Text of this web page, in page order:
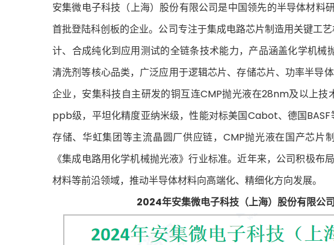
安集微电子科技（上海）股份有限公司是中国领先的半导体材料
首批登陆科创板的企业。公司专注于集成电路芯片制造用关键工
计、合成纯化到应用测试的全链条技术能力，产品涵盖化学机械
清洗剂等核心品类，广泛应用于逻辑芯片、存储芯片、功率半导
企业，安集科技自主研发的铜互连CMP抛光液在28nm及以上
ppb级，平坦化精度亚纳米级，性能对标美国Cabot、德国
存储、华虹集团等主流晶圆厂供应链，CMP抛光液在国产芯片
《集成电路用化学机械抛光液》行业标准。近年来，公司积极
材料等前沿领域，推动半导体材料向高端化、精细化方向发展。
2024年安集微电子科技（上海）股份有限公